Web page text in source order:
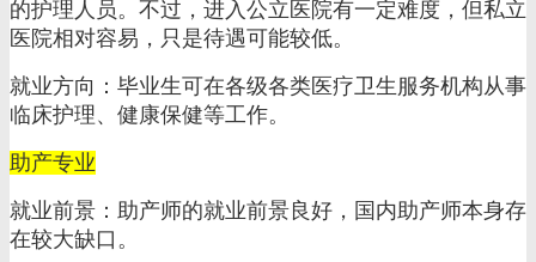
的护理人员。不过，进入公立医院有一定难度，但私立
医院相对容易，只是待遇可能较低。
就业方向：毕业生可在各级各类医疗卫生服务机构从事
临床护理、健康保健等工作。
助产专业
就业前景：助产师的就业前景良好，国内助产师本身存
在较大缺口。